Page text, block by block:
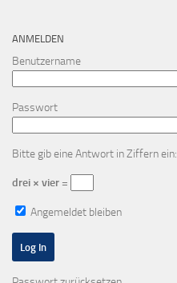
ANMELDEN
Benutzername
Passwort
Bitte gib eine Antwort in Ziffern ein:
drei × vier =
Angemeldet bleiben